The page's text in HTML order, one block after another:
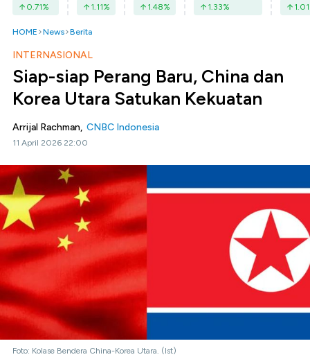
0.71% 1.11% 1.48% 1.33% 1.01
HOME News Berita
INTERNASIONAL
Siap-siap Perang Baru, China dan
Korea Utara Satukan Kekuatan
Arrijal Rachman, CNBC Indonesia
11 April 2026 22:00
Foto: Kolase Bendera China-Korea Utara. (Ist)